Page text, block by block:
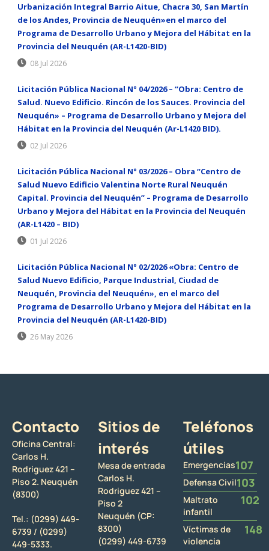
Urbanización Integral Barrio Aitue, Chacra 30, San Martín
de los Andes, Provincia de Neuquén»en el marco del
Programa de Desarrollo Urbano y Mejora del Hábitat en la
Provincia del Neuquén (AR-L1420-BID)
08 Jul 2026
Licitación Pública Nacional N° 04/2026 – “Obra: Centro de
Salud. Nuevo Edificio. Rincón de los Sauces. Provincia del
Neuquén» – Programa de Desarrollo Urbano y Mejora del
Hábitat en la Provincia del Neuquén (Ar-L1420 BID).
02 Jul 2026
Licitación Pública Nacional N° 03/2026 – Obra “Centro de
Salud Nuevo Edificio Valentina Norte Rural Neuquén
Capital. Provincia del Neuquén” – Programa de Desarrollo
Urbano y Mejora del Hábitat en la Provincia del Neuquén
(AR-L1420 – BID)
01 Jul 2026
Licitación Pública Nacional N° 02/2026 «Obra: Centro de
Salud Nuevo Edificio, Parque Industrial, Ciudad de
Neuquén, Provincia del Neuquén», en el marco del
Programa de Desarrollo Urbano y Mejora del Hábitat en la
Provincia del Neuquén (AR-L1420-BID)
26 May 2026
Contacto
Oficina Central:
Carlos H.
Rodriguez 421 –
Piso 2. Neuquén
(8300)
Tel.: (0299) 449-
6739 / (0299)
449-5333.
Sitios de
interés
Mesa de entrada
Carlos H.
Rodriguez 421 –
Piso 2
Neuquén (CP:
8300)
(0299) 449-6739
Teléfonos
útiles
Emergencias107
Defensa Civil103
Maltrato
infantil
102
Víctimas de
violencia
148